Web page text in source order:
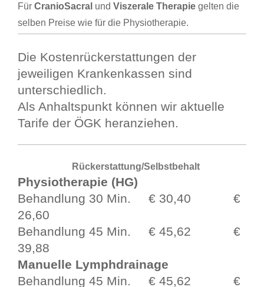
Für CranioSacral und Viszerale Therapie gelten die
selben Preise wie für die Physiotherapie.
Die Kostenrückerstattungen der
jeweiligen Krankenkassen sind
unterschiedlich.
Als Anhaltspunkt können wir aktuelle
Tarife der ÖGK heranziehen.
Rückerstattung/Selbstbehalt
Physiotherapie (HG)
Behandlung 30 Min.
€ 30,40 €
26,60
Behandlung 45 Min.
€ 45,62 €
39,88
Manuelle Lymphdrainage
Behandlung 45 Min.
€ 45,62 €